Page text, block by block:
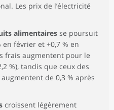
Les prix de l’électricité
alimentaires se poursuit
en février et +0,7 % en
frais augmentent pour le
%), tandis que ceux des
de 0,3 % après
croissent légèrement